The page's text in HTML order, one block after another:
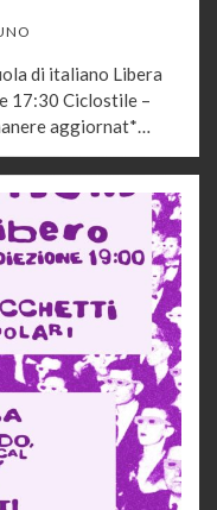
di italiano Libera
17:30 Ciclostile –
aggiornat*…